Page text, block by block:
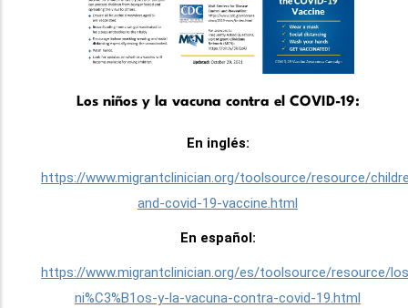
Los niños y la vacuna contra el COVID-19:
En inglés:
https://www.migrantclinician.org/toolsource/resource/
and-covid-19-vaccine.html
En español:
https://www.migrantclinician.org/es/toolsource/resource/
ni%C3%B1os-y-la-vacuna-contra-covid-19.html